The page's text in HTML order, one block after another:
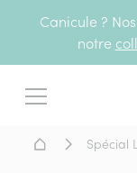
Canicule ?
notre
Menu
Accueil
Spécial